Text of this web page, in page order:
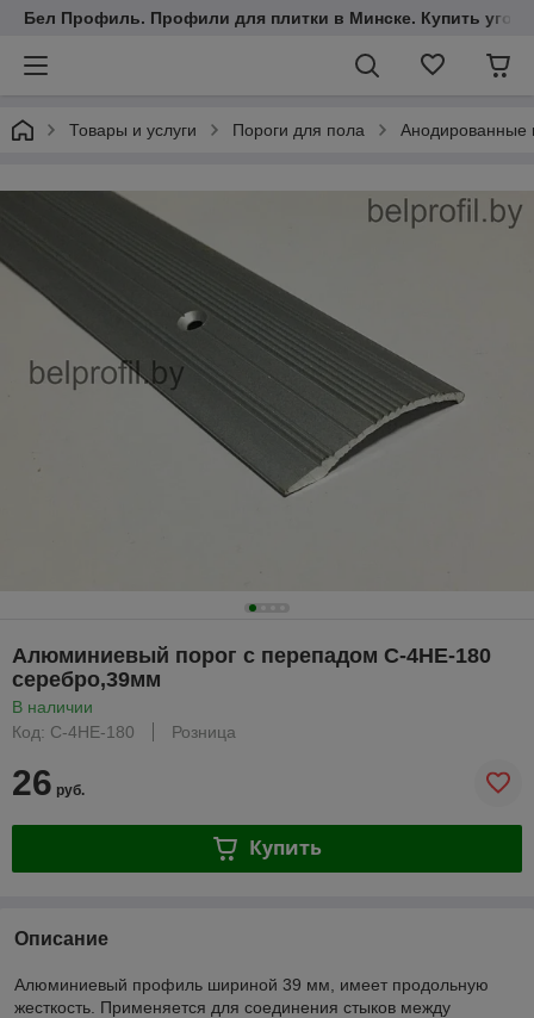
Бел Профиль. Профили для плитки в Минске. Купить
Товары и услуги Пороги для пола Анодированные
Алюминиевый порог с перепадом C-4НE-180
серебро,39мм
В наличии
Код: C-4НЕ-180
Розница
26 руб.
Купить
Описание
Алюминиевый профиль шириной 39 мм, имеет продольную
жесткость. Применяется для соединения стыков между